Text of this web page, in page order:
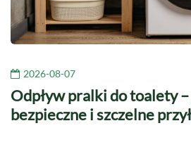
2026-08-07
Odpływ pralki do toalety
bezpieczne i szczelne